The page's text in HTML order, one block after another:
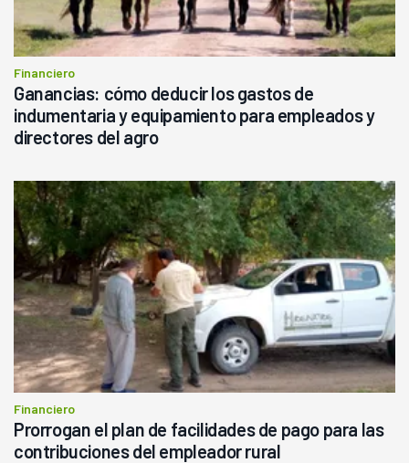
Financiero
Ganancias: cómo deducir los gastos de
indumentaria y equipamiento para empleados y
directores del agro
Financiero
Prorrogan el plan de facilidades de pago para las
contribuciones del empleador rural